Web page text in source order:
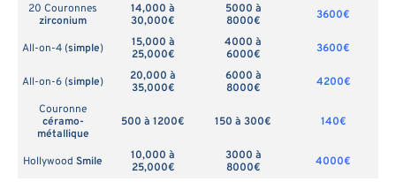
20 Couronnes
zirconium
14,000 à
30,000€
5000 à
8000€
3600€
All-on-4 (simple)
15,000 à
25,000€
4000 à
6000€
3600€
All-on-6 (simple)
20,000 à
35,000€
6000 à
8000€
4200€
Couronne
céramo-
métallique
500 à 1200€ 150 à 300€ 140€
Hollywood Smile
10,000 à
25,000€
3000 à
8000€
4000€